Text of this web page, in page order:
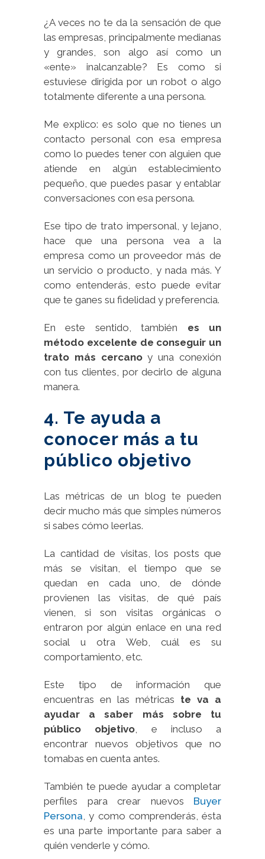
¿A veces no te da la sensación de que
las empresas, principalmente medianas
y grandes, son algo así como un
«ente» inalcanzable? Es como si
estuviese dirigida por un robot o algo
totalmente diferente a una persona.
Me explico: es solo que no tienes un
contacto personal con esa empresa
como lo puedes tener con alguien que
atiende en algún establecimiento
pequeño, que puedes pasar y entablar
conversaciones con esa persona.
Ese tipo de trato impersonal, y lejano,
hace que una persona vea a la
empresa como un proveedor más de
un servicio o producto, y nada más. Y
como entenderás, esto puede evitar
que te ganes su fidelidad y preferencia.
En este sentido, también es un
método excelente de conseguir un
trato más cercanoy una conexión
con tus clientes, por decirlo de alguna
manera.
4. Te ayuda a
conocer más a tu
público objetivo
Las métricas de un blog te pueden
decir mucho más que simples números
si sabes cómo leerlas.
La cantidad de visitas, los posts que
más se visitan, el tiempo que se
quedan en cada uno, de dónde
provienen las visitas, de qué país
vienen, si son visitas orgánicas o
entraron por algún enlace en una red
social u otra Web, cuál es su
comportamiento, etc.
Este tipo de información que
encuentras en las métricas te va a
ayudar a saber más sobre tu
público objetivo , e incluso a
encontrar nuevos objetivos que no
tomabas en cuenta antes.
También te puede ayudar a completar
perfiles para crear nuevos Buyer
Persona , y como comprenderás, ésta
es una parte importante para saber a
quién venderle y cómo.